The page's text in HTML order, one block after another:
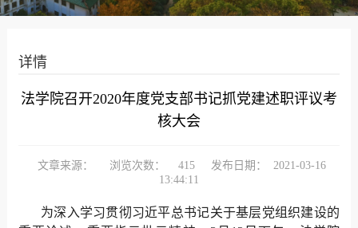
详情
法学院召开2020年度党支部书记抓党建述职评议考
核大会
文章来源： 浏览次数： 415 发布日期：
2021-03-16
13:44:11
为深入学习贯彻习近平总书记关于基层党组织建设的